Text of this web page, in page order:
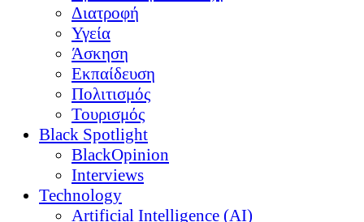
Διατροφή
Υγεία
Άσκηση
Εκπαίδευση
Πολιτισμός
Τουρισμός
Black Spotlight
BlackOpinion
Interviews
Technology
Artificial Intelligence (AI)